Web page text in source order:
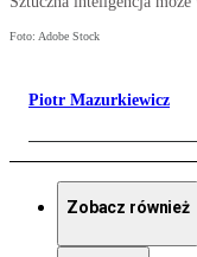
Foto: Adobe Stock
Piotr Mazurkiewicz
Zobacz również